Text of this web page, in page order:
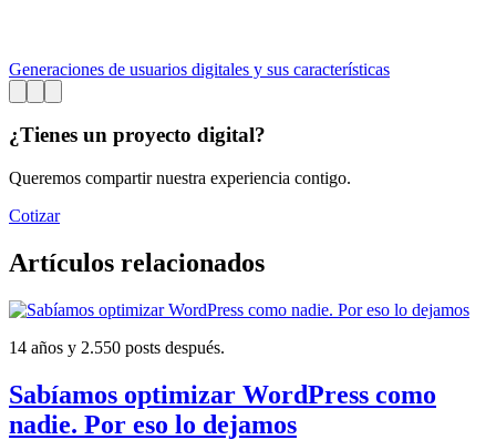
Generaciones de usuarios digitales y sus características
¿Tienes un proyecto digital?
Queremos compartir nuestra experiencia contigo.
Cotizar
Artículos relacionados
14 años y 2.550 posts después.
Sabíamos optimizar WordPress como
nadie. Por eso lo dejamos